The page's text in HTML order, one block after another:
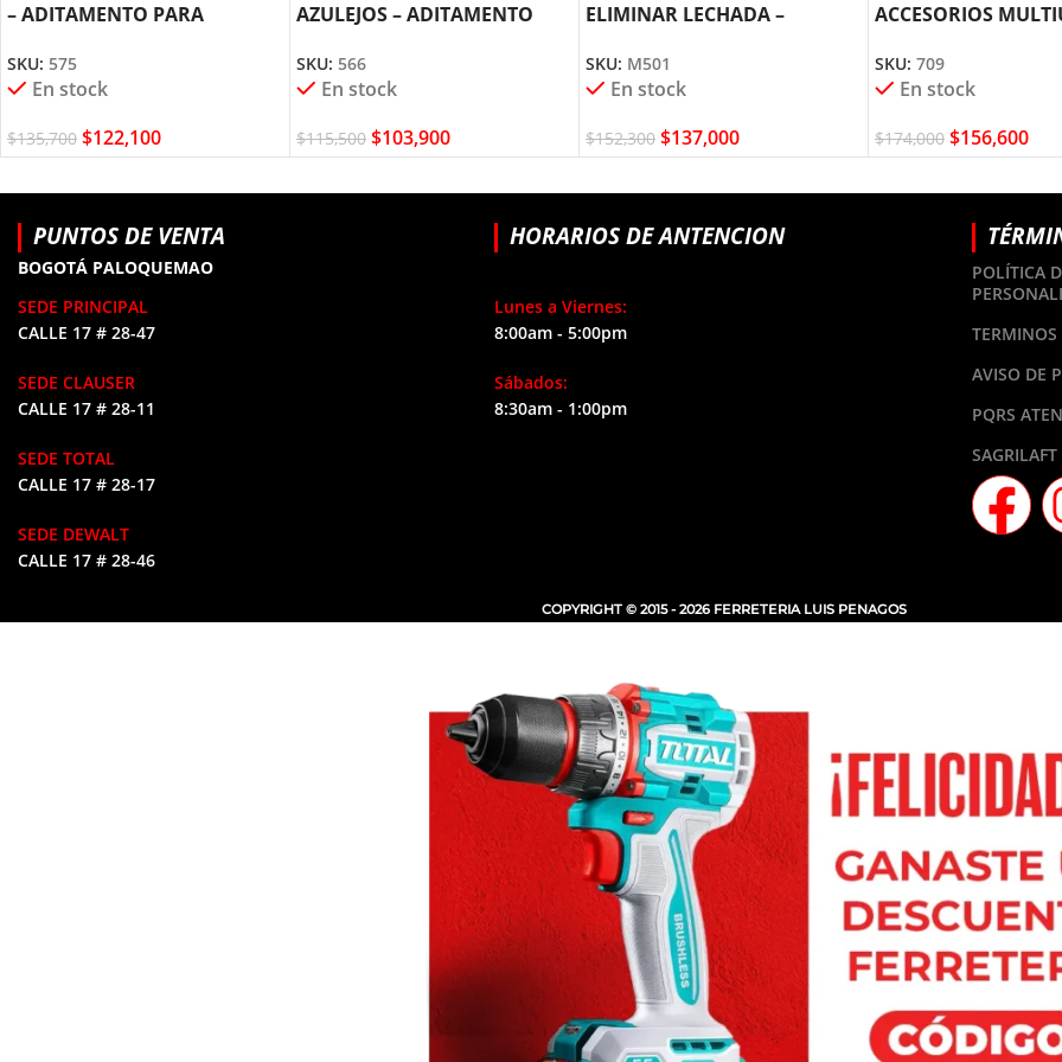
– ADITAMENTO PARA
SKU: 575
En stock
$135,700 $122,100
AZULEJOS – ADITAMENTO
SKU: 566
En stock
$115,500 $103,900
ELIMINAR LECHADA –
OSCILANTE (MM501)
SKU: M501
En stock
$152,300 $137,000
ACCESORIOS
SKU: 709
En stock
$174,000 $156,600
PUNTOS DE VENTA
BOGOTÁ PALOQUEMAO
SEDE PRINCIPAL
CALLE 17 # 28-47
SEDE CLAUSER
CALLE 17 # 28-11
SEDE TOTAL
CALLE 17 # 28-17
SEDE DEWALT
CALLE 17 # 28-46
HORARIOS DE ANTENCION
Lunes a Viernes:
8:00am - 5:00pm
Sábados:
8:30am - 1:00pm
POLÍTICA
TERMINOS
AVISO DE
PQRS
SAGRILAFT
COPYRIGHT © 2015 - 2026 FERRETERIA LUIS PENAGOS